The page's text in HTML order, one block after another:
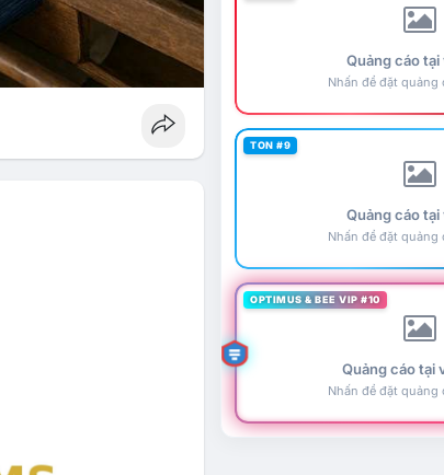
Quảng cáo tại
Nhấn để đặt quảng
TON #9
Quảng cáo tại
Nhấn để đặt quảng
OPTIMUS & BEE VIP #10
Quảng cáo tại
Nhấn để đặt quảng